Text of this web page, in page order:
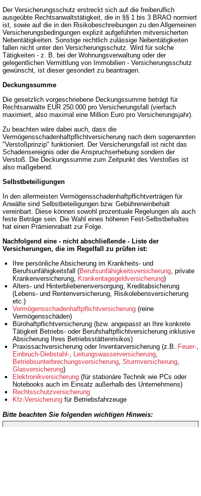
Der Versicherungsschutz erstreckt sich auf die freiberuflich
ausgeübte Rechtsanwaltstätigkeit, die in §§ 1 bis 3 BRAO normiert
ist, sowie auf die in den Risikobeschreibungen zu den Allgemeinen
Versicherungsbedingungen explizit aufgeführten mitversicherten
Nebentätigkeiten. Sonstige rechtlich zulässige Nebentätigkeiten
fallen nicht unter den Versicherungsschutz. Wird für solche
Tätigkeiten - z. B. bei der Wohnungsverwaltung oder der
gelegentlichen Vermittlung von Immobilien - Versicherungsschutz
gewünscht, ist dieser gesondert zu beantragen.
Deckungssumme
Die gesetzlich vorgeschriebene Deckungssumme beträgt für
Rechtsanwälte EUR 250.000 pro Versicherungsfall (vierfach
maximiert, also maximal eine Million Euro pro Versicherungsjahr).
Zu beachten wäre dabei auch, dass die
Vermögensschadenhaftpflichtversicherung nach dem sogenannten
"Verstoßprinzip" funktioniert. Der Versicherungsfall ist nicht das
Schadensereignis oder die Anspruchserhebung sondern der
Verstoß. Die Deckungssumme zum Zeitpunkt des Verstoßes ist
also maßgebend.
Selbstbeteiligungen
In den allermeisten Vermögensschadenhaftpflichtverträgen für
Anwälte sind Selbstbeteiligungen bzw. Gebühreneinbehalt
vereinbart. Diese können sowohl prozentuale Regelungen als auch
feste Beträge sein. Die Wahl eines höheren Fest-Selbstbehaltes
hat einen Prämienrabatt zur Folge.
Nachfolgend eine - nicht abschließende - Liste der
Versicherungen, die im Regelfall zu prüfen ist:
Ihre persönliche Absicherung im Krankheits- und
Berufsunfähigkeitsfall (Berufsunfähigkeitsversicherung, private
Krankenversicherung, Krankentagegeldversicherung)
Alters- und Hinterbliebenenversorgung, Kreditabsicherung
(Lebens- und Rentenversicherung, Risikolebensversicherung
etc.)
Vermögensschadenhaftpflichtversicherung (reine
Vermögensschäden)
Bürohaftpflichtversicherung (bzw. angepasst an Ihre konkrete
Tätigkeit Betriebs- oder Berufshaftpflichtversicherung inklusive
Absicherung Ihres Betriebsstättenrisikos)
Praxissachversicherung oder Inventarversicherung (z.B. Feuer-,
Einbruch-Diebstahl-, Leitungswasserversicherung,
Betriebsunterbrechungsversicherung, Sturmversicherung,
Glasversicherung)
Elektronikversicherung (für stationäre Technik wie PCs oder
Notebooks auch im Einsatz außerhalb des Unternehmens)
Rechtsschutzversicherung
Kfz-Versicherung für Betriebsfahrzeuge
Bitte beachten Sie folgenden wichtigen Hinweis: